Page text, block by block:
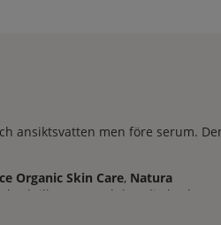
ansiktsvatten men före serum.
Organic Skin Care, Natura
till mogen och känslig hud,